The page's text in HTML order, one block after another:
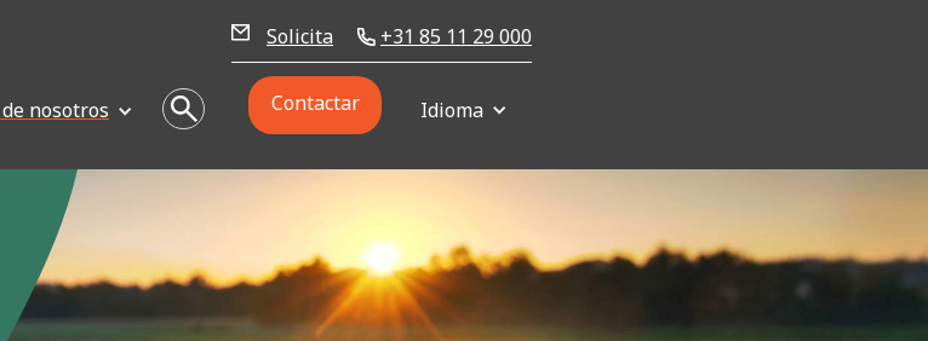
Solicita +31 85 11 29 000
nosotros Contactar Idioma